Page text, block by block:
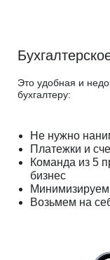
Это удобная и
бухгалтеру:
Не нужно
Платежки и
Команда из 5
бизнес
Минимизируем
Возьмем на